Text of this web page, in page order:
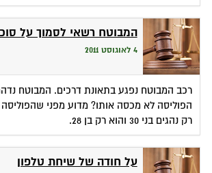
המבוטח רשאי לסמוך על
4 לאוגוסט 2011
רכב המבוטח נפגע בתאונת דרכים. המבוטח
הפוליסה לא מכסה אותו? מדוע מפני
רק נהגים בני 30 והוא רק בן 28.
על חודה של שיחת טלפון